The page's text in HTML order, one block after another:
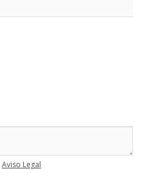
Aviso Legal